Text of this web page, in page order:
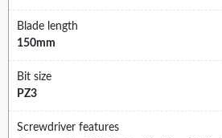
Blade length
150mm
Bit size
PZ3
Screwdriver features